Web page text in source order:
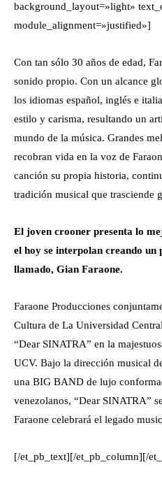
background_layout=»light»
module_alignment=»justified»]
Con tan sólo 30 años de edad,
sonido propio. Con un alcance
los idiomas español, inglés e
estilo y carisma, resultando un
mundo de la música. Grandes
recobran vida en la voz de
canción su propia historia,
tradición musical que trasciende
El joven crooner presenta lo
el hoy se interpolan creando un
llamado, Gian Faraone.
Faraone Producciones
Cultura de La Universidad
“Dear SINATRA” en la
UCV. Bajo la dirección musical
una BIG BAND de lujo
venezolanos, “Dear SINATRA”
Faraone celebrará el legado
[/et_pb_text][/et_pb_column][/